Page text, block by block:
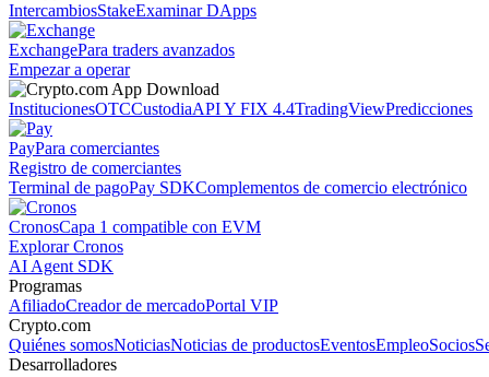
IntercambiosStakeExaminar DApps
ExchangePara traders avanzados
Empezar a operar
InstitucionesOTCCustodiaAPI Y FIX 4.4TradingViewPredicciones
PayPara comerciantes
Registro de comerciantes
Terminal de pagoPay SDKComplementos de comercio electrónico
CronosCapa 1 compatible con EVM
Explorar Cronos
AI Agent SDK
Programas
AfiliadoCreador de mercadoPortal VIP
Crypto.com
Quiénes somosNoticiasNoticias de productosEventosEmpleoSocios
Desarrolladores